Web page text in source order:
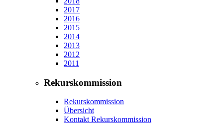
2017
2016
2015
2014
2013
2012
2011
Rekurskommission
Rekurskommission
Übersicht
Kontakt Rekurskommission